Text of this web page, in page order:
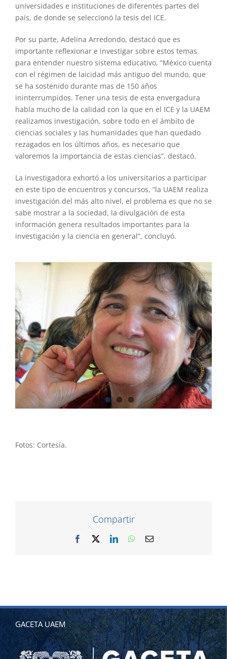
universidades e instituciones de diferentes partes del
país, de donde se seleccionó la tesis del ICE.
Por su parte, Adelina Arredondo, destacó que es
importante reflexionar e investigar sobre estos temas
para entender nuestro sistema educativo, “México cuenta
con el régimen de laicidad más antiguo del mundo, que
se ha sostenido durante mas de 150 años
ininterrumpidos. Tener una tesis de esta envergadura
habla mucho de la calidad con la que en el ICE y la UAEM
realizamos investigación, sobre todo en el ámbito de
ciencias sociales y las humanidades que han quedado
rezagados en los últimos años, es necesario que
valoremos la importancia de estas ciencias”, destacó.
La investigadora exhortó a los universitarios a participar
en este tipo de encuentros y concursos, “la UAEM realiza
investigación del más alto nivel, el problema es que no se
sabe mostrar a la sociedad, la divulgación de esta
información genera resultados importantes para la
investigación y la ciencia en general”, concluyó.
Fotos: Cortesía.
Compartir
Facebook LinkedInWhatsApp
Correo
GACETA UAEM